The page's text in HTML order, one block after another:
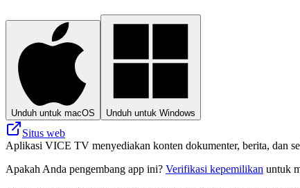
Unduh untuk macOS Unduh untuk Windows
Situs web
Aplikasi VICE TV menyediakan konten dokumenter, berita, dan
Apakah Anda pengembang app ini? Verifikasi kepemilikan untuk